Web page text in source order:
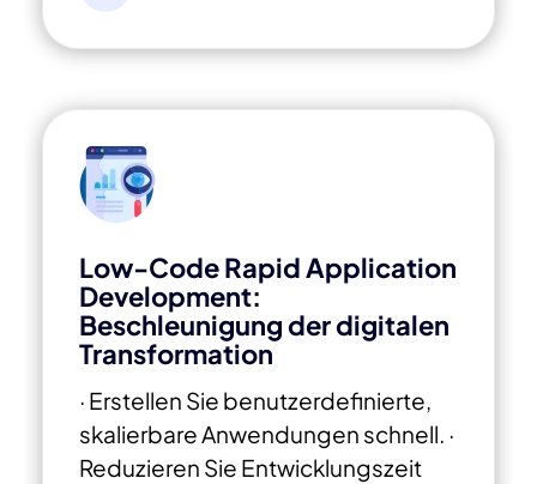
Low-Code Rapid Application
Development:
Beschleunigung der digitalen
Transformation
· Erstellen Sie benutzerdefinierte,
skalierbare Anwendungen schnell. ·
Reduzieren Sie Entwicklungszeit